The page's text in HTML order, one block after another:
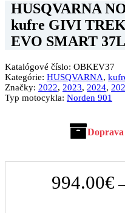
HUSQVARNA
kufre GIVI
EVO SMART
Katalógové číslo: OBKEV37
Kategórie: HUSQVARNA,
Značky: 2022, 2023, 2024,
Typ motocykla: Norden 901
Doprava
994.00€ –